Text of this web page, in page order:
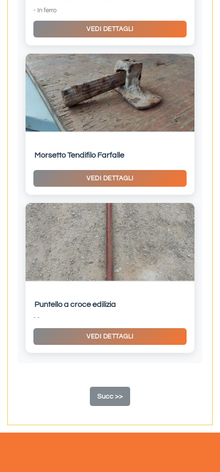
- In ferro
VEDI DETTAGLI
Morsetto Tendifilo Farfalle
VEDI DETTAGLI
Puntello a croce edilizia
- -
VEDI DETTAGLI
Succ >>